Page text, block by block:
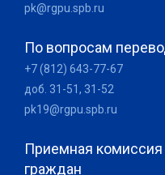
pk@rgpu.spb.ru
По вопросам
+7 (812) 643-77-67
доб. 31-51, 31-52
pk19@rgpu.spb.ru
Приемная
граждан